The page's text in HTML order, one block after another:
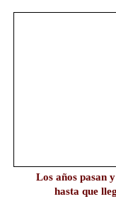
Los años pasan
hasta que